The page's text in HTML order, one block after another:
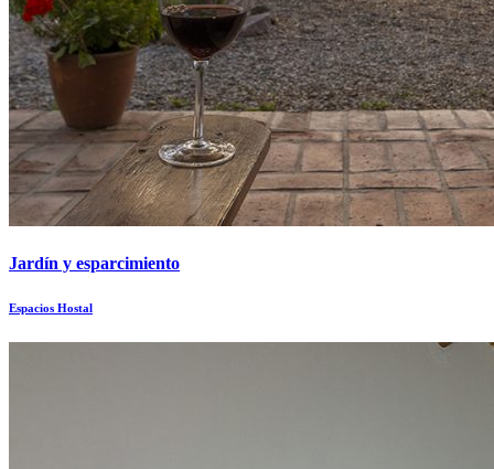
Jardín y esparcimiento
Espacios Hostal